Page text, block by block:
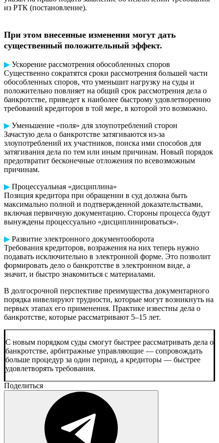
из РТК (постановление).
При этом внесенные изменения могут дать
существенный положительный эффект.
▶ Ускорение рассмотрения обособленных споров
Существенно сократятся сроки рассмотрения большей части
обособленных споров, что уменьшит нагрузку на суды и
положительно повлияет на общий срок рассмотрения дела о
банкротстве, приведет к наиболее быстрому удовлетворению
требований кредиторов в той мере, в которой это возможно.
▶ Уменьшение «поля» для злоупотреблений сторон
Зачастую дела о банкротстве затягиваются из-за
злоупотреблений их участников, поиска ими способов для
затягивания дела по тем или иным причинам. Новый порядок
предотвратит бесконечные отложения по всевозможным
причинам.
▶ Процессуальная «дисциплина»
Позиция кредитора при обращении в суд должна быть
максимально полной и подтвержденной доказательствами,
включая первичную документацию. Стороны процесса будут
вынуждены процессуально «дисциплинироваться».
▶ Развитие электронного документооборота
Требования кредиторов, возражения на них теперь нужно
подавать исключительно в электронной форме. Это позволит
формировать дело о банкротстве в электронном виде, а
значит, и быстро знакомиться с материалами.
В долгосрочной перспективе преимущества документарного
порядка нивелируют трудности, которые могут возникнуть на
первых этапах его применения. Практике известны дела о
банкротстве, которые рассматривают 5–15 лет.
С новым порядком суды смогут быстрее рассматривать дела о
банкротстве, арбитражные управляющие — сопровождать
больше процедур за один период, а кредиторы — быстрее
удовлетворять требования.
Поделиться